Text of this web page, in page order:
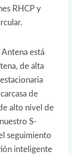
RHCP y
está
de alta
de
alto nivel de
S-
seguimiento
inteligente